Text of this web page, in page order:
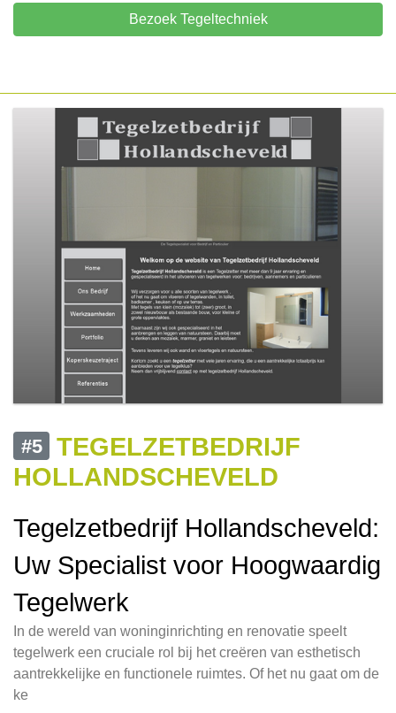
Bezoek Tegeltechniek
#5
TEGELZETBEDRIJF
HOLLANDSCHEVELD
Tegelzetbedrijf Hollandscheveld:
Uw Specialist voor Hoogwaardig
Tegelwerk
In de wereld van woninginrichting en renovatie speelt
tegelwerk een cruciale rol bij het creëren van esthetisch
aantrekkelijke en functionele ruimtes. Of het nu gaat om de
ke